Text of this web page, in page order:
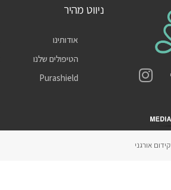
ניווט מהיר
אודותינו
הטיפולים שלנו
Purashield
קידום אורגני